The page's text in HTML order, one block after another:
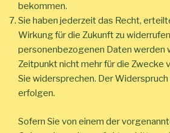
bekommen.
Sie haben jederzeit das Recht,
Wirkung für die Zukunft zu
personenbezogenen Daten werden
Zeitpunkt nicht mehr für die Zwecke
Sie widersprechen. Der
erfolgen.
Sofern Sie von einem der